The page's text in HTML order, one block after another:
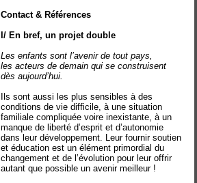
Contact & Références
I/ En bref, un projet double
Les enfants sont l’avenir de tout pays,
les acteurs de demain qui se construisent
dès aujourd’hui.
Ils sont aussi les plus sensibles à des
conditions de vie difficile, à une situation
familiale compliquée voire inexistante, à un
manque de liberté d’esprit et d’autonomie
dans leur développement. Leur fournir soutien
et éducation est un élément primordial du
changement et de l’évolution pour leur offrir
autant que possible un avenir meilleur !